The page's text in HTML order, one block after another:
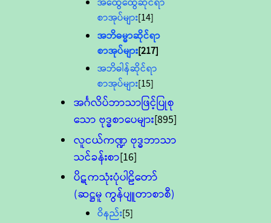
စာအုပ်များ[14]
အဘိဓမ္မာဆိုင်ရာ
စာအုပ်များ[217]
အဘိဓါန်ဆိုင်ရာ
စာအုပ်များ[15]
အင်္ဂလိပ်ဘာသာဖြင့်ပြုစု
သော ဗုဒ္ဓစာပေများ[895]
လူငယ်ကဏ္ဍ ဗုဒ္ဓဘာသာ
သင်ခန်းစာ[16]
ပိဋကသုံးပုံပါဠိတော်
(ဆဋ္ဌမူ ကွန်ပျူတာစာစီ)
ဝိနည်း[5]